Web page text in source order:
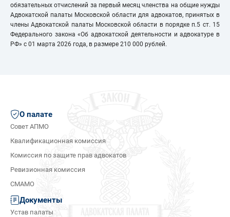
обязательных отчислений за первый месяц членства на общие нужды
Адвокатской палаты Московской области для адвокатов, принятых в
члены Адвокатской палаты Московской области в порядке п.5 ст. 15
Федерального закона «Об адвокатской деятельности и адвокатуре в
РФ» с 01 марта 2026 года, в размере 210 000 рублей.
О палате
Совет АПМО
Квалификационная комиссия
Комиссия по защите прав адвокатов
Ревизионная комиссия
СМАМО
Документы
Устав палаты